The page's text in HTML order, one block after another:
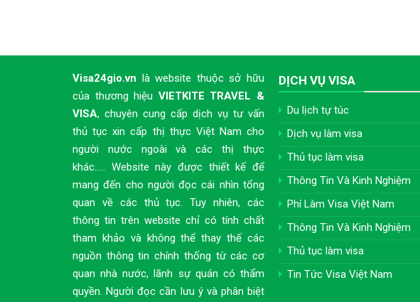
Visa24gio.vn là website thuộc sở hữu
của thương hiệu VIETKITE TRAVEL &
VISA, chuyên cung cấp dịch vụ tư vấn
thủ tục xin cấp thị thực Việt Nam cho
người nước ngoài và các thị thực
khác..... Website này được thiết kế để
mang đến cho người đọc cái nhìn tổng
quan về các thủ tục. Tuy nhiên, các
thông tin trên website chỉ có tính chất
tham khảo và không thể thay thế các
nguồn thông tin chính thống từ các cơ
quan nhà nước, lãnh sự quán có thẩm
quyền. Người đọc cần lưu ý và phân biệt
DỊCH VỤ VISA
Du lịch tự túc
Dịch vụ làm visa
Thủ tục làm visa
Thông Tin Và Kinh Nghiệm
Phí Làm Visa Việt Nam
Thông Tin Và Kinh Nghiệm
Thủ tục làm visa
Tin Tức Visa Việt Nam